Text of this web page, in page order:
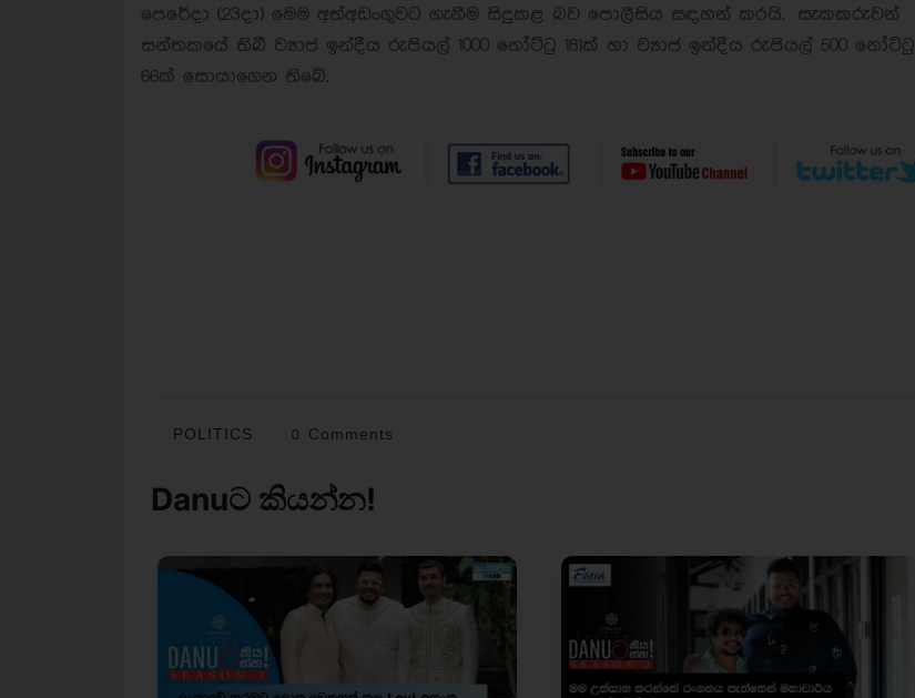
පෙරේදා (23දා) මෙම අත්අඩංගුවට ගැනීම සිදුකළ බව පොලීසිය සඳහන් කරයි. සැකකරුවන්
සන්තකයේ තිබී ව්‍යාජ ඉන්දීය රුපියල් 1000 නෝට්ටු 181ක් හා ව්‍යාජ ඉන්දීය රුපියල් 500 නෝට්ටු
66ක් සොයාගෙන තිබේ.
POLITICS 0 Comments